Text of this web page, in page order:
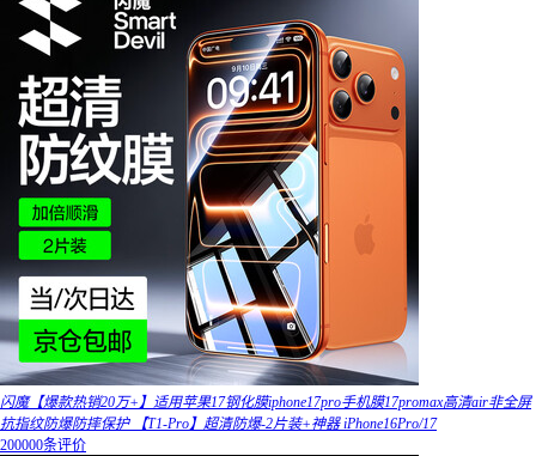
闪魔【爆款热销20万+】适用苹果17钢化膜iphone17pro手机膜17promax高清air非全屏
抗指纹防爆防摔保护 【T1-Pro】超清防爆-2片装+神器 iPhone16Pro/17
200000条评价